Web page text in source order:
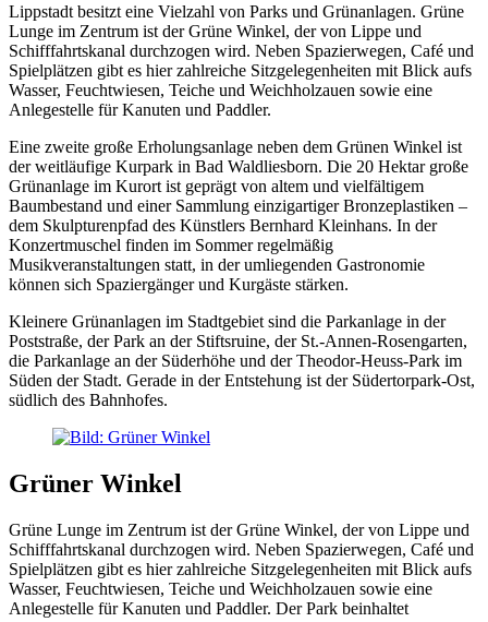
Lippstadt besitzt eine Vielzahl von Parks und Grünanlagen. Grüne
Lunge im Zentrum ist der Grüne Winkel, der von Lippe und
Schifffahrtskanal durchzogen wird. Neben Spazierwegen, Café und
Spielplätzen gibt es hier zahlreiche Sitzgelegenheiten mit Blick aufs
Wasser, Feuchtwiesen, Teiche und Weichholzauen sowie eine
Anlegestelle für Kanuten und Paddler.
Eine zweite große Erholungsanlage neben dem Grünen Winkel ist
der weitläufige Kurpark in Bad Waldliesborn. Die 20 Hektar große
Grünanlage im Kurort ist geprägt von altem und vielfältigem
Baumbestand und einer Sammlung einzigartiger Bronzeplastiken –
dem Skulpturenpfad des Künstlers Bernhard Kleinhans. In der
Konzertmuschel finden im Sommer regelmäßig
Musikveranstaltungen statt, in der umliegenden Gastronomie
können sich Spaziergänger und Kurgäste stärken.
Kleinere Grünanlagen im Stadtgebiet sind die Parkanlage in der
Poststraße, der Park an der Stiftsruine, der St.-Annen-Rosengarten,
die Parkanlage an der Süderhöhe und der Theodor-Heuss-Park im
Süden der Stadt. Gerade in der Entstehung ist der Südertorpark-Ost,
südlich des Bahnhofes.
Grüner Winkel
Grüne Lunge im Zentrum ist der Grüne Winkel, der von Lippe und
Schifffahrtskanal durchzogen wird. Neben Spazierwegen, Café und
Spielplätzen gibt es hier zahlreiche Sitzgelegenheiten mit Blick aufs
Wasser, Feuchtwiesen, Teiche und Weichholzauen sowie eine
Anlegestelle für Kanuten und Paddler. Der Park beinhaltet